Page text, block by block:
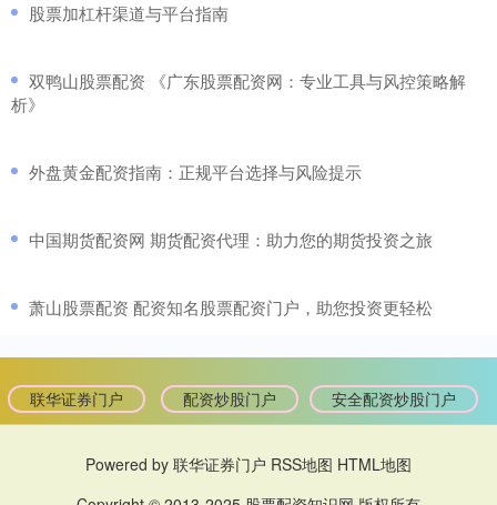
​股票加杠杆渠道与平台指南
​双鸭山股票配资 《广东股票配资网：专业工具与风控策略解
析》
​外盘黄金配资指南：正规平台选择与风险提示
​中国期货配资网 期货配资代理：助力您的期货投资之旅
​萧山股票配资 配资知名股票配资门户，助您投资更轻松
联华证券门户 配资炒股门户 安全配资炒股门户
Powered by 联华证券门户 RSS地图 HTML地图